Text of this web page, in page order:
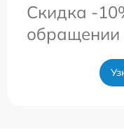
Скидка -
обращении